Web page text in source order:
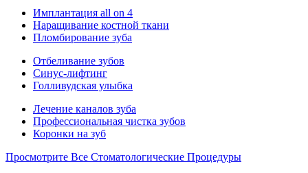
Имплантация all on 4
Наращивание костной ткани
Пломбирование зуба
Отбеливание зубов
Синус-лифтинг
Голливудская улыбка
Лечение каналов зуба
Профессиональная чистка зубов
Коронки на зуб
Просмотрите Все Стоматологические Процедуры